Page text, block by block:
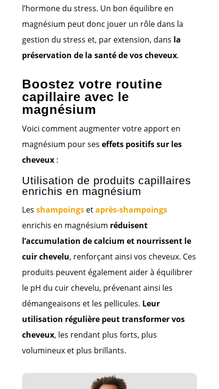
l’hormone du stress. Un bon équilibre en
magnésium peut donc jouer un rôle dans la
gestion du stress et, par extension, dans la
préservation de la santé de vos cheveux.
Boostez votre routine
capillaire avec le
magnésium
Voici comment augmenter votre apport en
magnésium pour ses effets positifs sur les
cheveux:
Utilisation de produits capillaires
enrichis en magnésium
Les shampoingsetaprès-shampoings
enrichis en magnésium réduisent
l’accumulation de calcium et nourrissent le
cuir chevelu, renforçant ainsi vos cheveux. Ces
produits peuvent également aider à équilibrer
le pH du cuir chevelu, prévenant ainsi les
démangeaisons et les pellicules. Leur
utilisation régulière peut transformer vos
cheveux, les rendant plus forts, plus
volumineux et plus brillants.